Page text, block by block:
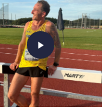
play_arrow